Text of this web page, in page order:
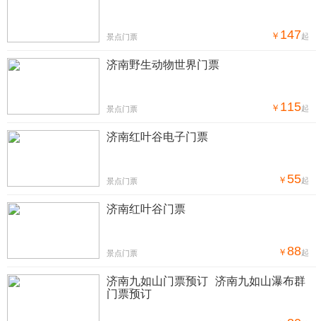
景点门票 ￥ 147起
济南野生动物世界门票
景点门票 ￥ 115起
济南红叶谷电子门票
景点门票 ￥ 55起
济南红叶谷门票
景点门票 ￥ 88起
济南九如山门票预订 济南九如山瀑布群
门票预订